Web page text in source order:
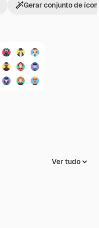
Gerar conjunto de
Ver tudo